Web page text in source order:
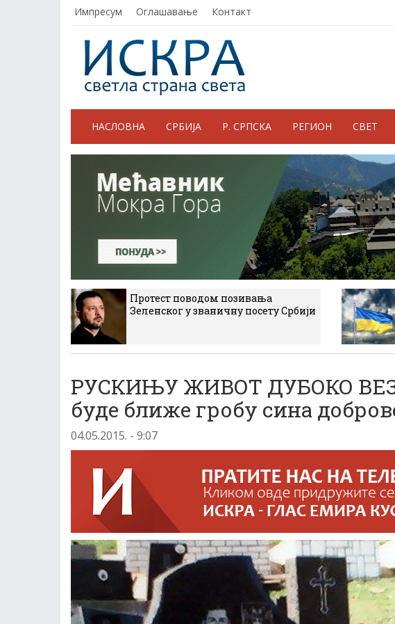
Импресум Оглашавање Контакт
НАСЛОВНА СРБИЈА Р. СРПСКА РЕГИОН СВЕТ
Протест поводом позивања
Зеленског у званичну посету Србији
РУСКИЊУ ЖИВОТ ДУБОКО
буде ближе гробу сина
04.05.2015. - 9:07